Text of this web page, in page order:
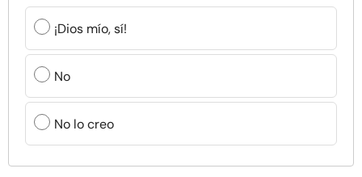
¡Dios mío, sí!
No
No lo creo